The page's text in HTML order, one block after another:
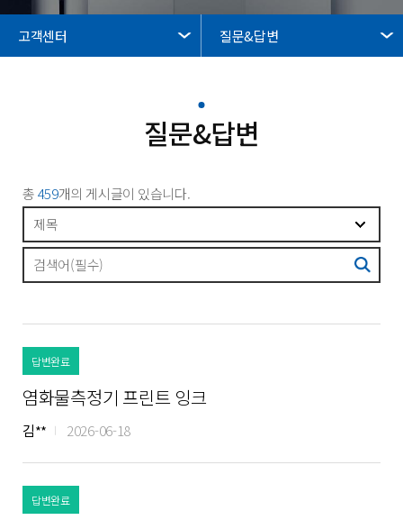
고객센터 질문&답변
질문&답변
총459개의 게시글이 있습니다.
답변완료
염화물측정기 프린트 잉크
김** 2026-06-18
답변완료